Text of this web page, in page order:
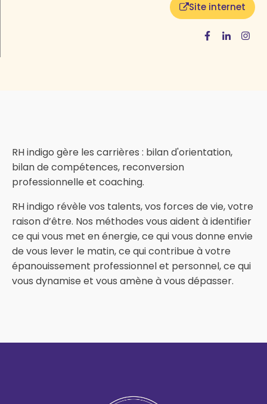
Site internet
RH indigo gère les carrières : bilan d'orientation,
bilan de compétences, reconversion
professionnelle et coaching.
RH indigo révèle vos talents, vos forces de vie, votre
raison d’être. Nos méthodes vous aident à identifier
ce qui vous met en énergie, ce qui vous donne envie
de vous lever le matin, ce qui contribue à votre
épanouissement professionnel et personnel, ce qui
vous dynamise et vous amène à vous dépasser.